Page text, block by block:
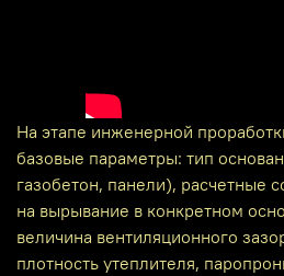
На этапе инженерной
базовые параметры: тип
газобетон, панели), расчетные
на вырывание в конкретном
величина вентиляционного
плотность утеплителя,